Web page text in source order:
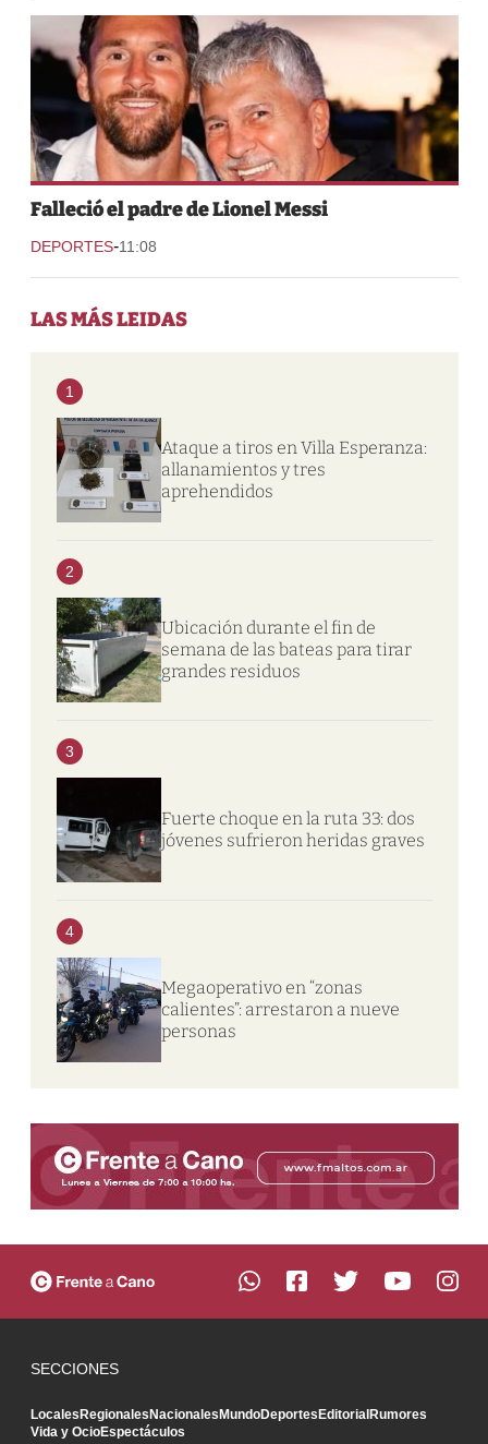
Falleció el padre de Lionel Messi
DEPORTES-11:08
LAS MÁS LEIDAS
1
Ataque a tiros en Villa Esperanza:
allanamientos y tres
aprehendidos
2
Ubicación durante el fin de
semana de las bateas para tirar
grandes residuos
3
Fuerte choque en la ruta 33: dos
jóvenes sufrieron heridas graves
4
Megaoperativo en “zonas
calientes”: arrestaron a nueve
personas
SECCIONES
LocalesRegionalesNacionalesMundoDeportesEditorialRumores
Vida y OcioEspectáculos